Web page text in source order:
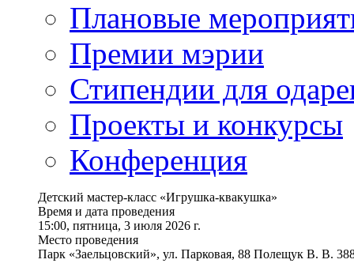
Плановые
Премии мэрии
Стипендии для
Проекты и конкурсы
Конференция
Детский мастер-класс «Игрушка-квакушка»
Время и дата проведения
15:00, пятница, 3 июля 2026 г.
Место проведения
Парк «Заельцовский», ул. Парковая, 88 Полещук В. В.